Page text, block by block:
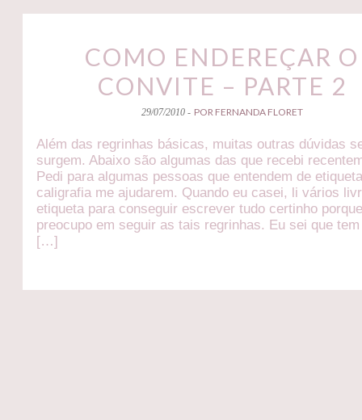
COMO ENDEREÇAR O
CONVITE – PARTE 2
29/07/2010 - POR FERNANDA FLORET
Além das regrinhas básicas, muitas outras dúvidas
surgem. Abaixo são algumas das que recebi
Pedi para algumas pessoas que entendem de
caligrafia me ajudarem. Quando eu casei, li vários
etiqueta para conseguir escrever tudo certinho
preocupo em seguir as tais regrinhas. Eu sei que
[…]